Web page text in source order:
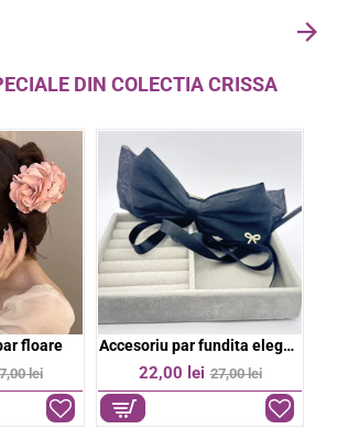
DIN COLECTIA CRISSA
-19%
floare
lei
-19%Accesoriu par fundita eleganta
22,00 lei 27,00 lei